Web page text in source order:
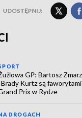
UDOSTĘPNIJ:
GP: Bartosz
Brady Kurtz są faworytami
Prix w Rydze
DROGACH